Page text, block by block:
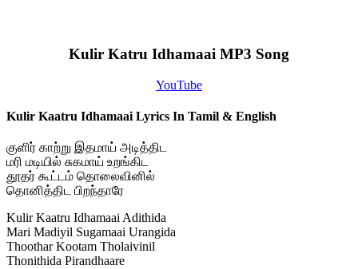
Kulir Katru Idhamaai MP3 Song
YouTube
Kulir Kaatru Idhamaai Lyrics In Tamil & English
குளிர் காற்று இதமாய் அடித்திட
மரி மடியில் சுகமாய் உறங்கிட
தூதர் கூட்டம் தொலைவினில்
தொனித்திட பிறந்தாரே
Kulir Kaatru Idhamaai Adithida
Mari Madiyil Sugamaai Urangida
Thoothar Kootam Tholaivinil
Thonithida Pirandhaare